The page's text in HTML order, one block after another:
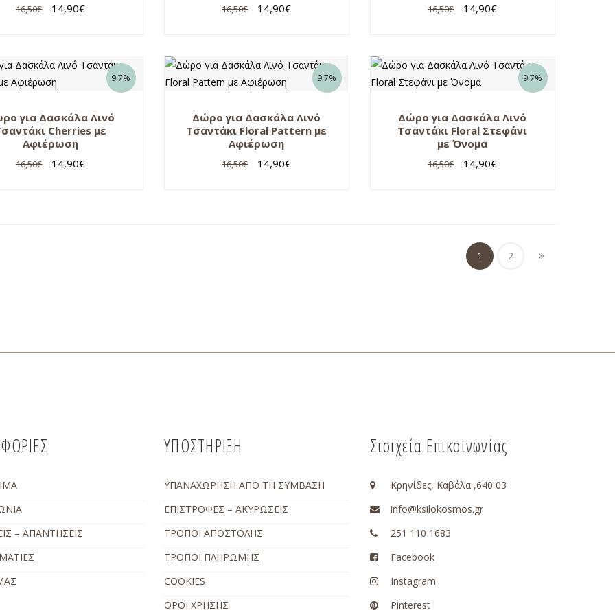
16,50€ 14,90€ 16,50€ 14,90€ 16,50€ 14,90€
9.7%
για Δασκάλα Λινό
Cherries με
Αφιέρωση
16,50€ 14,90€
9.7%
Δώρο για Δασκάλα Λινό
Τσαντάκι Floral Pattern με
Αφιέρωση
16,50€ 14,90€
9.7%
Δώρο για Δασκάλα Λινό
Τσαντάκι Floral Στεφάνι
με Όνομα
16,50€ 14,90€
1 2
– ΑΠΑΝΤΗΣΕΙΣ
ΥΠΟΣΤΗΡΙΞΗ
ΥΠΑΝΑΧΩΡΗΣΗ ΑΠΟ ΤΗ ΣΥΜΒΑΣΗ
ΕΠΙΣΤΡΟΦΕΣ – ΑΚΥΡΩΣΕΙΣ
ΤΡΟΠΟΙ ΑΠΟΣΤΟΛΗΣ
ΤΡΟΠΟΙ ΠΛΗΡΩΜΗΣ
COOKIES
ΟΡΟΙ ΧΡΗΣΗΣ
Στοιχεία Επικοινωνίας
Κρηνίδες, Καβάλα ,640 03
info@ksilokosmos.gr
251 110 1683
Facebook
Instagram
Pinterest